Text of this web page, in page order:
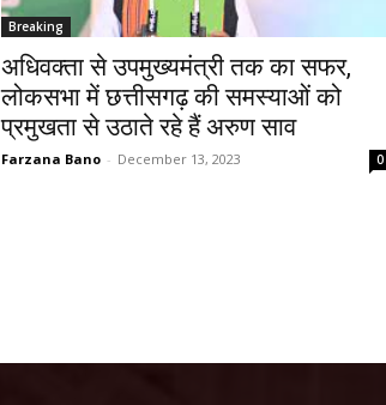
Breaking
अधिवक्ता से उपमुख्यमंत्री तक का सफर,
लोकसभा में छत्तीसगढ़ की समस्याओं को
प्रमुखता से उठाते रहे हैं अरुण साव
Farzana Bano - December 13, 2023 0